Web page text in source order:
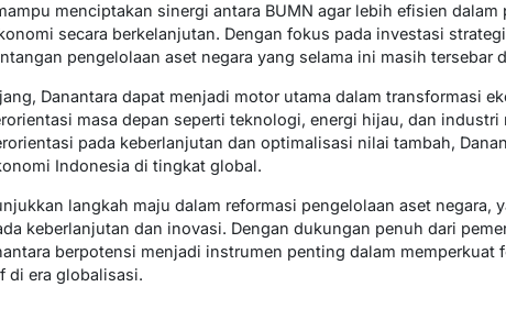
menciptakan sinergi antara BUMN agar lebih efisien dalam
secara berkelanjutan. Dengan fokus pada investasi
pengelolaan aset negara yang selama ini masih tersebar
Danantara dapat menjadi motor utama dalam transformasi
masa depan seperti teknologi, energi hijau, dan
pada keberlanjutan dan optimalisasi nilai tambah,
Indonesia di tingkat global.
langkah maju dalam reformasi pengelolaan aset negara,
keberlanjutan dan inovasi. Dengan dukungan penuh dari
berpotensi menjadi instrumen penting dalam memperkuat
di era globalisasi.